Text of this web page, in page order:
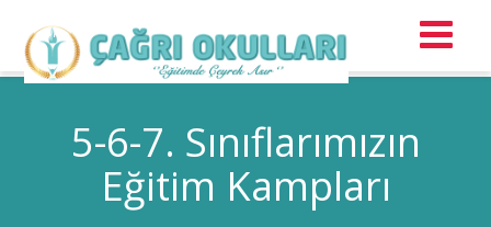
5-6-7. Sınıflarımızın
Eğitim Kampları